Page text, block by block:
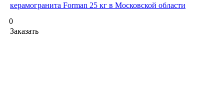
керамогранита Forman 25 кг в Московской области
0
Заказать